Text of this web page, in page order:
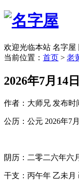
欢迎光临本站 名字屋
当前位置： 首页 > 老
2026年7月14
作者：大师兄 发布时
公历：公元 2026年7
阴历：二零二六年六
干支：丙午年 乙未月